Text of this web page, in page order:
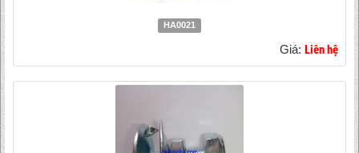
HA0021
Giá: Liên hệ